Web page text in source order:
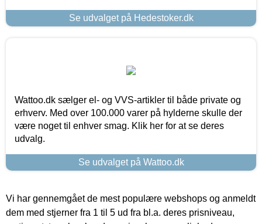
Se udvalget på Hedestoker.dk
Wattoo.dk sælger el- og VVS-artikler til både private og
erhverv. Med over 100.000 varer på hylderne skulle der
være noget til enhver smag. Klik her for at se deres
udvalg.
Se udvalget på Wattoo.dk
Vi har gennemgået de mest populære webshops og anmeldt
dem med stjerner fra 1 til 5 ud fra bl.a. deres prisniveau,